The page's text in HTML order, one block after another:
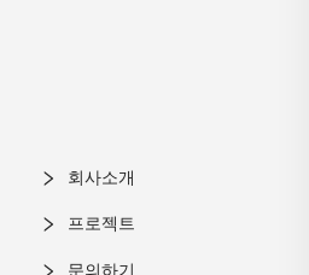
회사소개
프로젝트
문의하기